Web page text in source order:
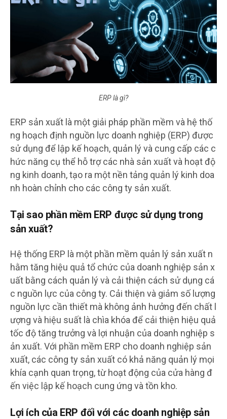
ERP là gì?
ERP sản xuất là một giải pháp phần mềm và hệ thố
ng hoạch định nguồn lực doanh nghiệp (ERP) được
sử dụng để lập kế hoạch, quản lý và cung cấp các c
hức năng cụ thể hỗ trợ các nhà sản xuất và hoạt độ
ng kinh doanh, tạo ra một nền tảng quản lý kinh doa
nh hoàn chỉnh cho các công ty sản xuất.
Tại sao phần mềm ERP được sử dụng trong
sản xuất?
Hệ thống ERP là một phần mềm quản lý sản xuất n
hằm tăng hiệu quả tổ chức của doanh nghiệp sản x
uất bằng cách quản lý và cải thiện cách sử dụng cá
c nguồn lực của công ty. Cải thiện và giảm số lượng
nguồn lực cần thiết mà không ảnh hưởng đến chất l
ượng và hiệu suất là chìa khóa để cải thiện hiệu quả
tốc độ tăng trưởng và lợi nhuận của doanh nghiệp s
ản xuất. Với phần mềm ERP cho doanh nghiệp sản
xuất, các công ty sản xuất có khả năng quản lý mọi
khía cạnh quan trọng, từ hoạt động của cửa hàng đ
ến việc lập kế hoạch cung ứng và tồn kho.
Lợi ích của ERP đối với các doanh nghiệp sản